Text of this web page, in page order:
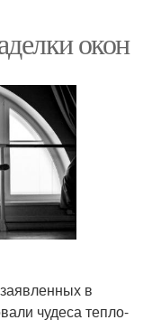
окон
в
чудеса тепло-